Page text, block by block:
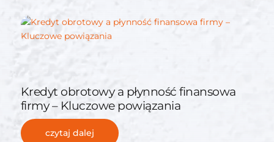
Kredyt obrotowy a płynność finansowa
firmy – Kluczowe powiązania
czytaj dalej